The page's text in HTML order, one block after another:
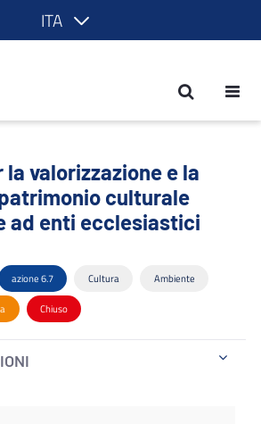
ITA
valorizzazione e la
valorizzazione e la
culturale
ad enti ecclesiastici
azione 6.7 Cultura Ambiente
Chiuso